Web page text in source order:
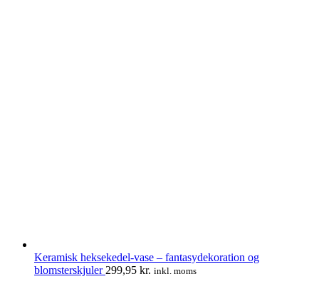
Keramisk heksekedel-vase – fantasydekoration og
blomsterskjuler 299,95 kr. inkl. moms